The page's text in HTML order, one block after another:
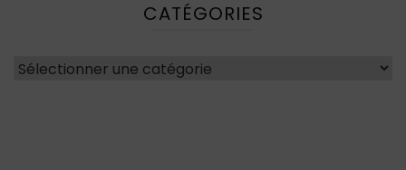
CATÉGORIES
Catégories